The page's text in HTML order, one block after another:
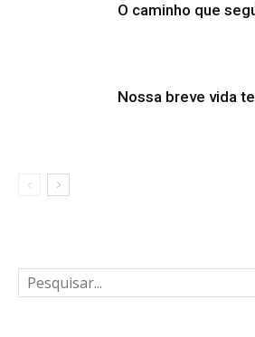
O caminho que
Nossa breve vida